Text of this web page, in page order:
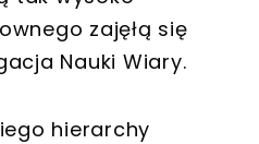
zajęłą się
Nauki Wiary.
hierarchy